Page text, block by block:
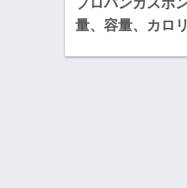
プロパンガスボ
量、容量、カロ